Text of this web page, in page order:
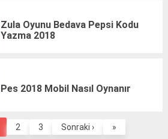
Zula Oyunu Bedava Pepsi Kodu
Yazma 2018
Pes 2018 Mobil Nasıl Oynanır
2 3 Sonraki › »